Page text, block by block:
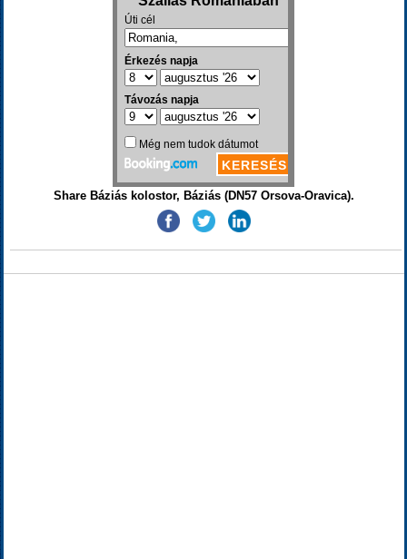
Share Báziás kolostor, Báziás (DN57 Orsova-Oravica).